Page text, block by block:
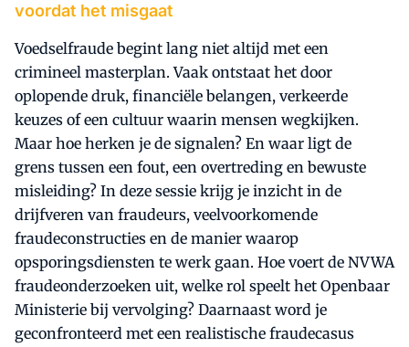
voordat het misgaat
Voedselfraude begint lang niet altijd met een
crimineel masterplan. Vaak ontstaat het door
oplopende druk, financiële belangen, verkeerde
keuzes of een cultuur waarin mensen wegkijken.
Maar hoe herken je de signalen? En waar ligt de
grens tussen een fout, een overtreding en bewuste
misleiding? In deze sessie krijg je inzicht in de
drijfveren van fraudeurs, veelvoorkomende
fraudeconstructies en de manier waarop
opsporingsdiensten te werk gaan. Hoe voert de NVWA
fraudeonderzoeken uit, welke rol speelt het Openbaar
Ministerie bij vervolging? Daarnaast word je
geconfronteerd met een realistische fraudecasus